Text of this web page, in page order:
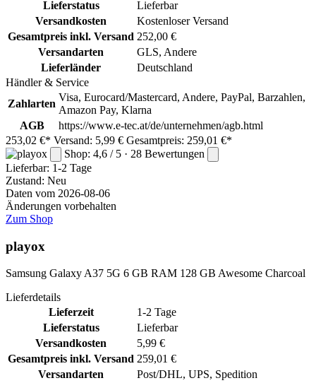
Lieferstatus
Lieferbar
Versandkosten
Kostenloser Versand
Gesamtpreis inkl. Versand 252,00 €
Versandarten
GLS, Andere
Lieferländer
Deutschland
Händler & Service
Zahlarten
Visa, Eurocard/Mastercard, Andere, PayPal, Barzahlen,
Amazon Pay, Klarna
AGB
https://www.e-tec.at/de/unternehmen/agb.html
253,02 €* Versand: 5,99 € Gesamtpreis: 259,01 €*
Shop: 4,6 / 5 · 28 Bewertungen
Lieferbar: 1-2 Tage
Zustand: Neu
Daten vom 2026-08-06
Änderungen vorbehalten
Zum Shop
playox
Samsung Galaxy A37 5G 6 GB RAM 128 GB Awesome Charcoal
Lieferdetails
Lieferzeit
1-2 Tage
Lieferstatus
Lieferbar
Versandkosten
5,99 €
Gesamtpreis inkl. Versand 259,01 €
Versandarten
Post/DHL, UPS, Spedition